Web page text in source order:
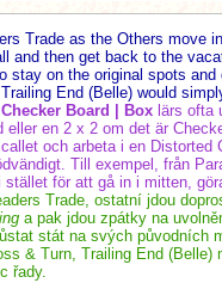
Trade as the Others move
and then get back to the
on the original spots
End (Belle) would
Checker Board | Box lärs ofta
en 2 x 2 om det är
callet och arbeta i en Distorted
Till exempel, från
för att gå in i mitten,
Trade, ostatní jdou
a pak jdou zpátky na
stát na svých
& Turn, Trailing End
řady.